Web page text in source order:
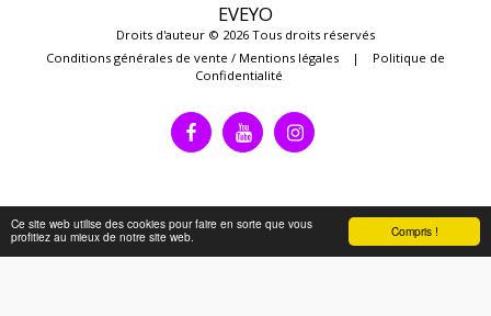
Compris !
Ce site web utilise des cookies pour faire en sorte que vous
profitiez au mieux de notre site web.
EVEYO
Droits d'auteur © 2026 Tous droits réservés
Conditions générales de vente / Mentions légales | Politique de
Confidentialité